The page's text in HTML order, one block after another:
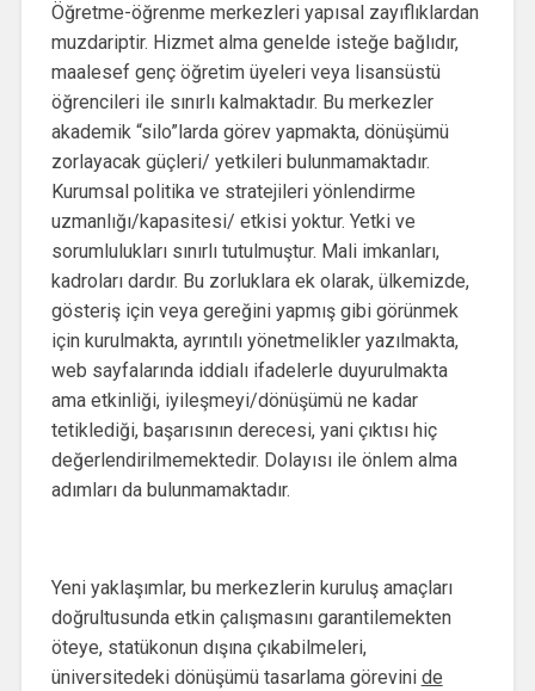
Öğretme-öğrenme merkezleri yapısal zayıflıklardan
muzdariptir. Hizmet alma genelde isteğe bağlıdır,
maalesef genç öğretim üyeleri veya lisansüstü
öğrencileri ile sınırlı kalmaktadır. Bu merkezler
akademik “silo”larda görev yapmakta, dönüşümü
zorlayacak güçleri/ yetkileri bulunmamaktadır.
Kurumsal politika ve stratejileri yönlendirme
uzmanlığı/kapasitesi/ etkisi yoktur. Yetki ve
sorumlulukları sınırlı tutulmuştur. Mali imkanları,
kadroları dardır. Bu zorluklara ek olarak, ülkemizde,
gösteriş için veya gereğini yapmış gibi görünmek
için kurulmakta, ayrıntılı yönetmelikler yazılmakta,
web sayfalarında iddialı ifadelerle duyurulmakta
ama etkinliği, iyileşmeyi/dönüşümü ne kadar
tetiklediği, başarısının derecesi, yani çıktısı hiç
değerlendirilmemektedir. Dolayısı ile önlem alma
adımları da bulunmamaktadır.
Yeni yaklaşımlar, bu merkezlerin kuruluş amaçları
doğrultusunda etkin çalışmasını garantilemekten
öteye, statükonun dışına çıkabilmeleri,
üniversitedeki dönüşümü tasarlama görevini de